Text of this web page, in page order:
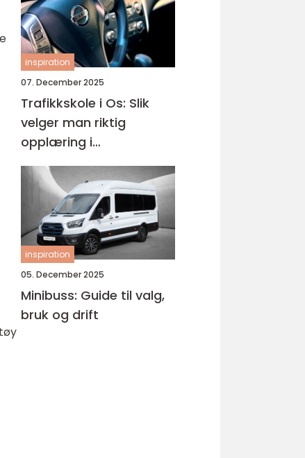
inspiration
07. December 2025
Trafikkskole i Os: Slik
velger man riktig
opplæring i
Bjørnafjorden
inspiration
05. December 2025
Minibuss: Guide til valg,
bruk og drift